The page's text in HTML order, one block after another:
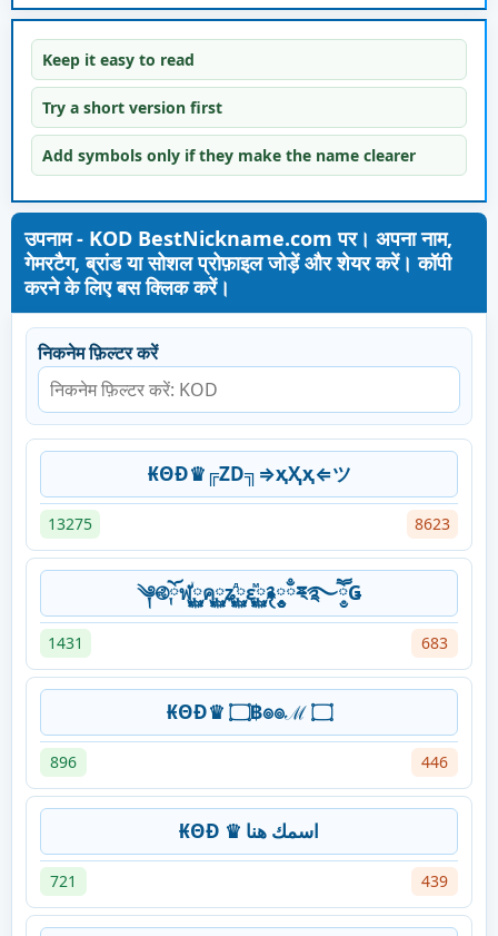
Keep it easy to read
Try a short version first
Add symbols only if they make the name clearer
उपनाम - KOD BestNickname.com पर। अपना नाम,
गेमरटैग, ब्रांड या सोशल प्रोफ़ाइल जोड़ें और शेयर करें। कॉपी
करने के लिए बस क्लिक करें।
निकनेम फ़िल्टर करें
₭ΘĐ♛╔ZD╗⇒ҳҲҳ⇐ツ
13275 8623
༆࿋ོ༙ฬ࿆༙ꙶค࿆༙ʑ࿆༙ⷣε࿆༙ⷨ࿑༵༵༵ྃྈ྄࿐ཽ༵Ǥ
1431 683
₭ΘĐ♛ ۝฿๏๏ℳ ۝
896 446
₭ΘĐ ♛ اسمك هنا
721 439